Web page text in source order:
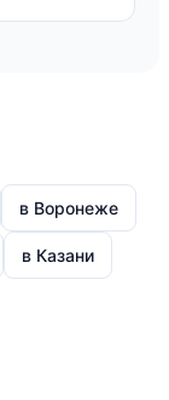
в Воронеже
в Казани